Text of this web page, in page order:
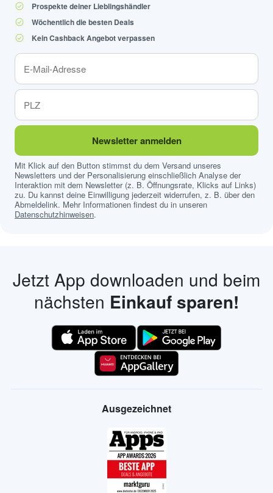
Prospekte deiner Lieblingshändler
Wöchentlich die besten Deals
Kein Cashback Angebot verpassen
Newsletter anmelden
Mit Klick auf den Button stimmst du dem Versand unseres
Newsletters und der Personalisierung einschließlich Analyse der
Interaktion mit dem Newsletter (z. B. Öffnungsrate, Klicks auf Links)
zu. Du kannst deine Einwilligung jederzeit widerrufen, z. B. über den
Abmeldelink. Mehr Informationen findest du in unseren
Datenschutzhinweisen.
Jetzt App downloaden und beim
nächsten Einkauf sparen!
Ausgezeichnet